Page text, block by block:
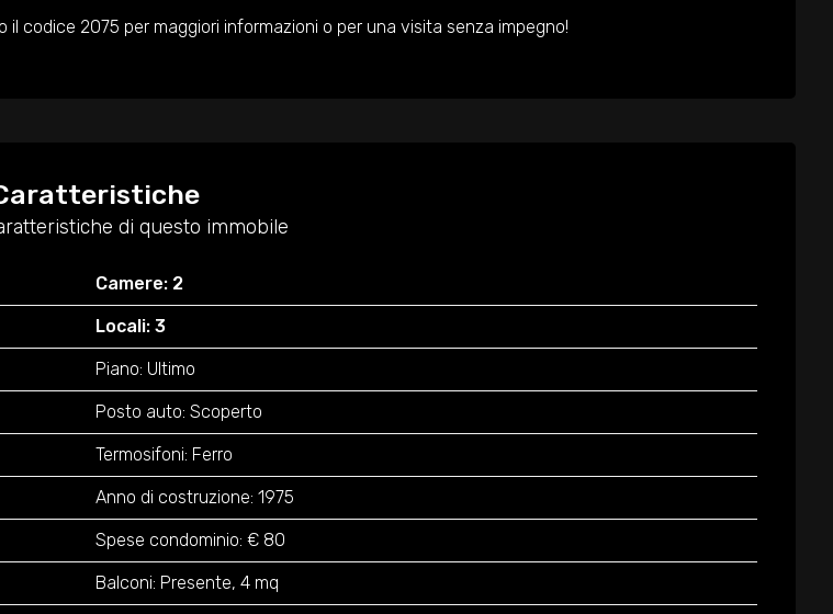
codice 2075 per maggiori informazioni o per una visita senza impegno!
di questo immobile
Camere: 2
Locali: 3
Piano: Ultimo
Posto auto: Scoperto
Termosifoni: Ferro
Anno di costruzione: 1975
Spese condominio: € 80
Balconi: Presente, 4 mq